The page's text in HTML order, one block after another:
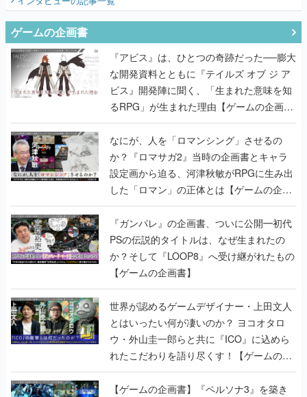
ゲームの企画書
『アビス』は、ひとつの奇跡だった──膨大
な開発資料とともに『テイルズ オブ ジ ア
ビス』開発陣に聞く、「生まれた意味を知
るRPG」が生まれた理由【ゲームの企画
書】
なにが、人を「ロマンシング」させるの
か？『ロマサガ2』当時の企画書とキャラ
設定画から迫る、河津秋敏がRPGに生み出
した「ロマン」の正体とは【ゲームの企画
書】
『ガンパレ』の企画書、ついに公開━初代
PSの伝説的タイトルは、なぜ生まれたの
か？そして『LOOP8』へ受け継がれたもの
【ゲームの企画書】
世界が認めるゲームデザイナー・上田文人
とはいったい何が凄いのか？ ヨコオタロ
ウ・外山圭一郎らと共に『ICO』に込めら
れたこだわりを語り尽くす！【ゲームの企
画書】
【ゲームの企画書】『ペルソナ3』を築き